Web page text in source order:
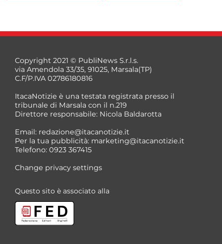
Copyright 2021 © PubliNews S.r.l.s.
via Amendola 33/35, 91025, Marsala(TP)
C.F/P.IVA 02786180816
ItacaNotizie è una testata registrata presso il
tribunale di Marsala con il n.219
Direttore responsabile: Nicola Baldarotta
Email: redazione@itacanotizie.it
Per la tua pubblicità: marketing@itacanotizie.it
Telefono: 0923 367415
Change privacy settings
Questo sito è associato alla